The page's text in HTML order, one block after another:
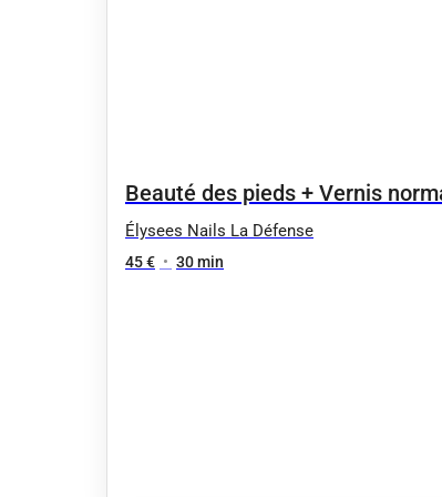
Beauté des pieds + Vernis
(Limage + Talon, Gommage +
Massage)
Élysees Nails La Défense
45 € • 30 min